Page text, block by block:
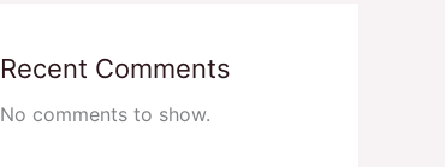
Recent Comments
No comments to show.